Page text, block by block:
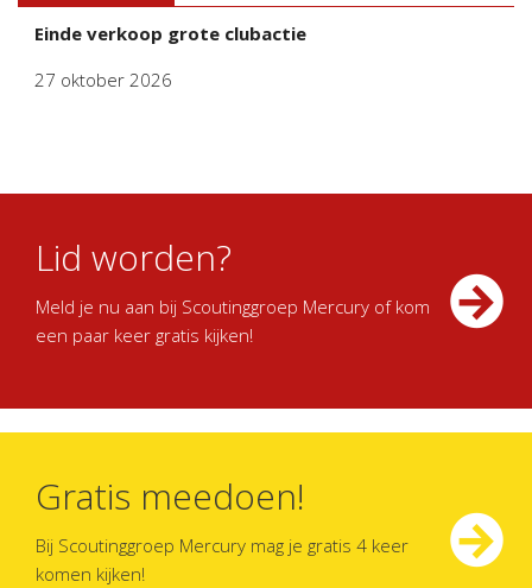
Einde verkoop grote clubactie
27 oktober 2026
Lid worden?
Meld je nu aan bij Scoutinggroep Mercury of kom
een paar keer gratis kijken!
Gratis meedoen!
Bij Scoutinggroep Mercury mag je gratis 4 keer
komen kijken!